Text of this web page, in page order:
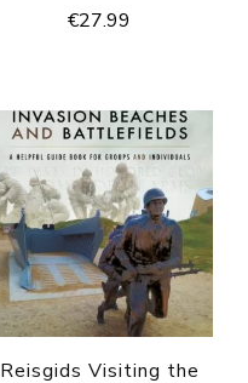
€27.99
Reisgids Visiting the